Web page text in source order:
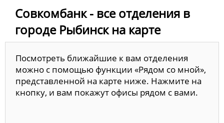
Совкомбанк - все отделения в
городе Рыбинск на карте
Посмотреть ближайшие к вам отделения
можно с помощью функции «Рядом со мной»,
представленной на карте ниже. Нажмите на
кнопку, и вам покажут офисы рядом с вами.